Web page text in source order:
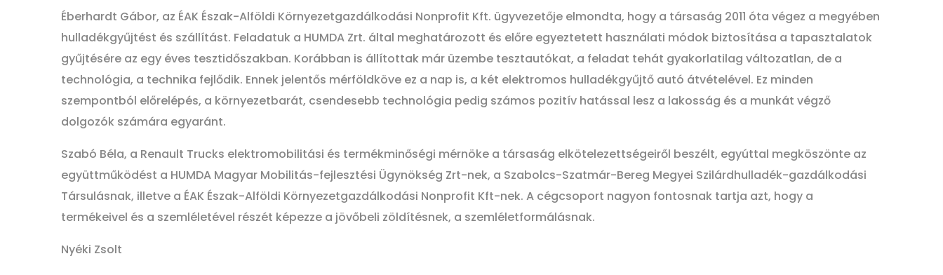
Éberhardt Gábor, az ÉAK Észak-Alföldi Környezetgazdálkodási Nonprofit Kft. ügyvezetője elmondta, hogy a társaság 2011 óta végez a megyében
hulladékgyűjtést és szállítást. Feladatuk a HUMDA Zrt. által meghatározott és előre egyeztetett használati módok biztosítása a tapasztalatok
gyűjtésére az egy éves tesztidőszakban. Korábban is állítottak már üzembe tesztautókat, a feladat tehát gyakorlatilag változatlan, de a
technológia, a technika fejlődik. Ennek jelentős mérföldköve ez a nap is, a két elektromos hulladékgyűjtő autó átvételével. Ez minden
szempontból előrelépés, a környezetbarát, csendesebb technológia pedig számos pozitív hatással lesz a lakosság és a munkát végző
dolgozók számára egyaránt.
Szabó Béla, a Renault Trucks elektromobilitási és termékminőségi mérnöke a társaság elkötelezettségeiről beszélt, egyúttal megköszönte az
együttműködést a HUMDA Magyar Mobilitás-fejlesztési Ügynökség Zrt-nek, a Szabolcs-Szatmár-Bereg Megyei Szilárdhulladék-gazdálkodási
Társulásnak, illetve a ÉAK Észak-Alföldi Környezetgazdálkodási Nonprofit Kft-nek. A cégcsoport nagyon fontosnak tartja azt, hogy a
termékeivel és a szemléletével részét képezze a jövőbeli zöldítésnek, a szemléletformálásnak.
Nyéki Zsolt